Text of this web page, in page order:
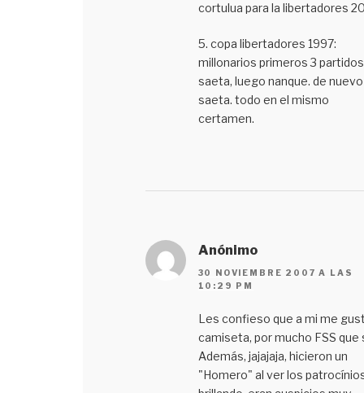
cortulua para la libertadores
5. copa libertadores 1997:
millonarios primeros 3 partidos
saeta, luego nanque. de nuevo
saeta. todo en el mismo
certamen.
Anónimo
30 NOVIEMBRE 2007 A LAS
10:29 PM
Les confieso que a mi me
camiseta, por mucho FSS que
Además, jajajaja, hicieron un
"Homero" al ver los